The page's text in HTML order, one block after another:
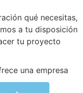
qué necesitas,
a tu disposición
tu proyecto
una empresa